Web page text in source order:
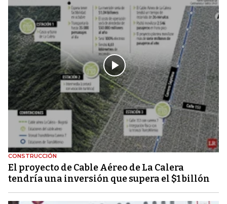
CONSTRUCCIÓN
El proyecto de Cable Aéreo de La Calera
tendría una inversión que supera el $1 billón